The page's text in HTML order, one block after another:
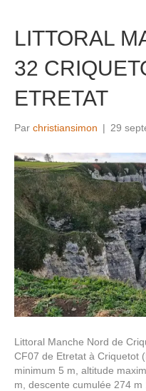
LITTORAL
32
ETRETAT
Par christiansimon | 29
Littoral Manche Nord de
CF07 de Etretat à Criquetot
minimum 5 m, altitude
m, descente cumulée 274